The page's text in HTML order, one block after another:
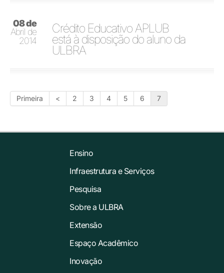
08 de
Abril de
2014
Crédito Educativo APLUB
está à disposição do aluno da
ULBRA
Primeira < 2 3 4 5 6 7
Ensino
Infraestrutura e Serviços
Pesquisa
Sobre a ULBRA
Extensão
Espaço Acadêmico
Inovação